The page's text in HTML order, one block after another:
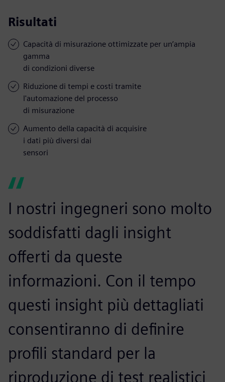
Risultati
Capacità di misurazione ottimizzate per un’ampia
gamma
di condizioni diverse
Riduzione di tempi e costi tramite
l'automazione del processo
di misurazione
Aumento della capacità di acquisire
i dati più diversi dai
sensori
I nostri ingegneri sono molto
soddisfatti dagli insight
offerti da queste
informazioni. Con il tempo
questi insight più dettagliati
consentiranno di definire
profili standard per la
riproduzione di test realistici